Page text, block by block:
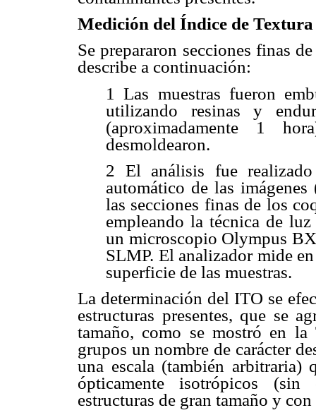
Medición del Índice de
Se prepararon secciones finas
describe a continuación:
1 Las muestras fueron
utilizando resinas y
(aproximadamente 1
desmoldearon.
2 El análisis fue
automático de las
las secciones finas de los
empleando la técnica de
un microscopio Olympus
SLMP. El analizador mide
superficie de las muestras.
La determinación del ITO se
estructuras presentes, que se
tamaño, como se mostró en
grupos un nombre de carácter
una escala (también arbitraria)
ópticamente isotrópicos
estructuras de gran tamaño y